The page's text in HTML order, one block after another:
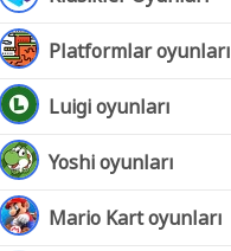
Platformlar oyunları
Luigi oyunları
Yoshi oyunları
Mario Kart oyunları